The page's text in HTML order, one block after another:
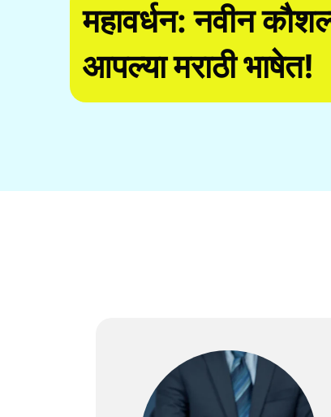
महावर्धन: नवीन
आपल्या मराठी भाषेत!